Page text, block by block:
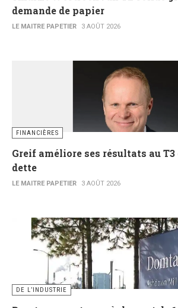
demande de papier
LE MAITRE PAPETIER 3 AOÛT 2026
FINANCIÈRES
Greif améliore ses résultats au
dette
LE MAITRE PAPETIER 3 AOÛT 2026
DE L’INDUSTRIE